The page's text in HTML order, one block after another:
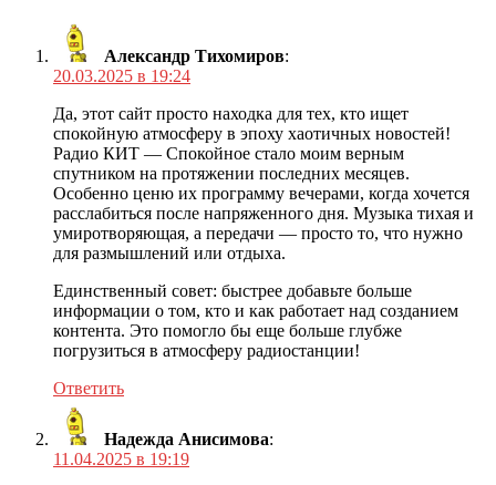
Александр Тихомиров:
20.03.2025 в 19:24
Да, этот сайт просто находка для тех, кто ищет
спокойную атмосферу в эпоху хаотичных новостей!
Радио КИТ — Спокойное стало моим верным
спутником на протяжении последних месяцев.
Особенно ценю их программу вечерами, когда хочется
расслабиться после напряженного дня. Музыка тихая и
умиротворяющая, а передачи — просто то, что нужно
для размышлений или отдыха.
Единственный совет: быстрее добавьте больше
информации о том, кто и как работает над созданием
контента. Это помогло бы еще больше глубже
погрузиться в атмосферу радиостанции!
Ответить
Надежда Анисимова:
11.04.2025 в 19:19